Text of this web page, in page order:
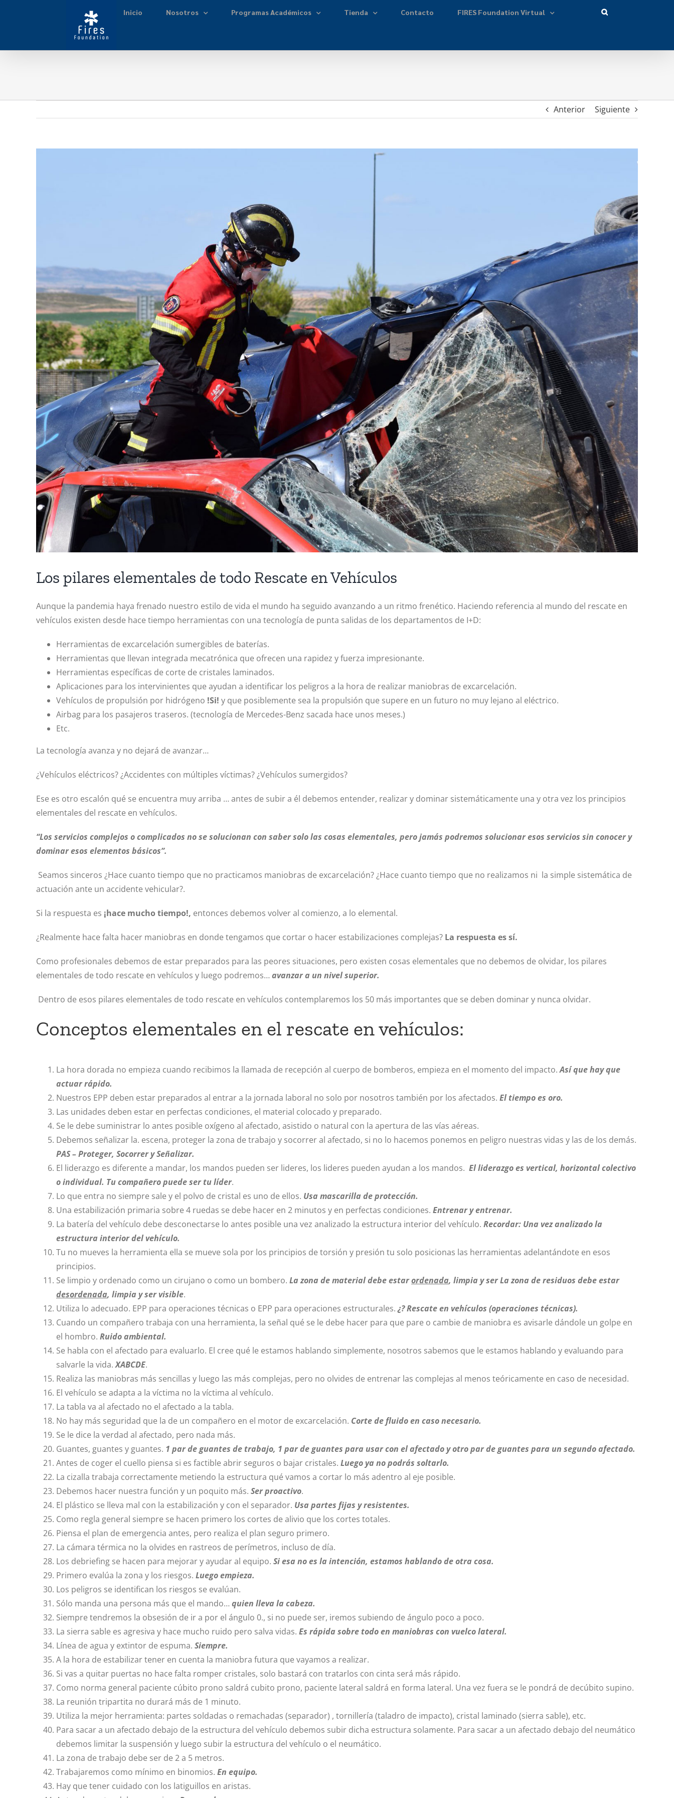
Inicio Nosotros Programas Académicos Tienda Contacto FIRES Foundation Virtual
Anterior Siguiente
Los pilares elementales de todo Rescate en Vehículos
Aunque la pandemia haya frenado nuestro estilo de vida el mundo ha seguido avanzando a un ritmo frenético. Haciendo referencia al mundo del rescate en
vehículos existen desde hace tiempo herramientas con una tecnología de punta salidas de los departamentos de I+D:
Herramientas de excarcelación sumergibles de baterías.
Herramientas que llevan integrada mecatrónica que ofrecen una rapidez y fuerza impresionante.
Herramientas específicas de corte de cristales laminados.
Aplicaciones para los intervinientes que ayudan a identificar los peligros a la hora de realizar maniobras de excarcelación.
Vehículos de propulsión por hidrógeno !Si! y que posiblemente sea la propulsión que supere en un futuro no muy lejano al eléctrico.
Airbag para los pasajeros traseros. (tecnología de Mercedes-Benz sacada hace unos meses.)
Etc.
La tecnología avanza y no dejará de avanzar…
¿Vehículos eléctricos? ¿Accidentes con múltiples víctimas? ¿Vehículos sumergidos?
Ese es otro escalón qué se encuentra muy arriba … antes de subir a él debemos entender, realizar y dominar sistemáticamente una y otra vez los principios
elementales del rescate en vehículos.
“Los servicios complejos o complicados no se solucionan con saber solo las cosas elementales, pero jamás podremos solucionar esos servicios sin conocer y
dominar esos elementos básicos”.
Seamos sinceros ¿Hace cuanto tiempo que no practicamos maniobras de excarcelación? ¿Hace cuanto tiempo que no realizamos ni la simple sistemática de
actuación ante un accidente vehicular?.
Si la respuesta es ¡hace mucho tiempo!, entonces debemos volver al comienzo, a lo elemental.
¿Realmente hace falta hacer maniobras en donde tengamos que cortar o hacer estabilizaciones complejas? La respuesta es sí.
Como profesionales debemos de estar preparados para las peores situaciones, pero existen cosas elementales que no debemos de olvidar, los pilares
elementales de todo rescate en vehículos y luego podremos… avanzar a un nivel superior.
Dentro de esos pilares elementales de todo rescate en vehículos contemplaremos los 50 más importantes que se deben dominar y nunca olvidar.
Conceptos elementales en el rescate en vehículos:
La hora dorada no empieza cuando recibimos la llamada de recepción al cuerpo de bomberos, empieza en el momento del impacto.Así que hay que
actuar rápido.
Nuestros EPP deben estar preparados al entrar a la jornada laboral no solo por nosotros también por los afectados. El tiempo es oro.
Las unidades deben estar en perfectas condiciones, el material colocado y preparado.
Se le debe suministrar lo antes posible oxígeno al afectado, asistido o natural con la apertura de las vías aéreas.
Debemos señalizar la. escena, proteger la zona de trabajo y socorrer al afectado, si no lo hacemos ponemos en peligro nuestras vidas y las de los demás.
PAS –Proteger, Socorrer y Señalizar.
El liderazgo es diferente a mandar, los mandos pueden ser lideres, los lideres pueden ayudan a los mandos. El liderazgo es vertical, horizontal colectivo
o individual. Tu compañero puede ser tu líder.
Lo que entra no siempre sale y el polvo de cristal es uno de ellos. Usa mascarilla de protección.
Una estabilización primaria sobre 4 ruedas se debe hacer en 2 minutos y en perfectas condiciones. Entrenar y entrenar.
La batería del vehículo debe desconectarse lo antes posible una vez analizado la estructura interior del vehículo. Recordar: Una vez analizado la
estructura interior del vehículo.
Tu no mueves la herramienta ella se mueve sola por los principios de torsión y presión tu solo posicionas las herramientas adelantándote en esos
principios.
Se limpio y ordenado como un cirujano o como un bombero. La zona de material debe estarordenada, limpia y ser La zona de residuos debe estar
desordenada, limpia y ser visible.
Utiliza lo adecuado. EPP para operaciones técnicas o EPP para operaciones estructurales.¿? Rescate en vehículos (operaciones técnicas).
Cuando un compañero trabaja con una herramienta, la señal qué se le debe hacer para que pare o cambie de maniobra es avisarle dándole un golpe en
el hombro. Ruido ambiental.
Se habla con el afectado para evaluarlo. El cree qué le estamos hablando simplemente, nosotros sabemos que le estamos hablando y evaluando para
salvarle la vida.XABCDE.
Realiza las maniobras más sencillas y luego las más complejas, pero no olvides de entrenar las complejas al menos teóricamente en caso de necesidad.
El vehículo se adapta a la víctima no la víctima al vehículo.
La tabla va al afectado no el afectado a la tabla.
No hay más seguridad que la de un compañero en el motor de excarcelación. Corte de fluido en caso necesario.
Se le dice la verdad al afectado, pero nada más.
Guantes, guantes y guantes. 1 par de guantes de trabajo, 1 par de guantes para usar con el afectado y otro par de guantes para un segundo afectado.
Antes de coger el cuello piensa si es factible abrir seguros o bajar cristales. Luego ya no podrás soltarlo.
La cizalla trabaja correctamente metiendo la estructura qué vamos a cortar lo más adentro al eje posible.
Debemos hacer nuestra función y un poquito más. Ser proactivo.
El plástico se lleva mal con la estabilización y con el separador. Usa partes fijas y resistentes.
Como regla general siempre se hacen primero los cortes de alivio que los cortes totales.
Piensa el plan de emergencia antes, pero realiza el plan seguro primero.
La cámara térmica no la olvides en rastreos de perímetros, incluso de día.
Los debriefing se hacen para mejorar y ayudar al equipo. Si esa no es la intención, estamos hablando de otra cosa.
Primero evalúa la zona y los riesgos. Luego empieza.
Los peligros se identifican los riesgos se evalúan.
Sólo manda una persona más que el mando… quien lleva la cabeza.
Siempre tendremos la obsesión de ir a por el ángulo 0., si no puede ser, iremos subiendo de ángulo poco a poco.
La sierra sable es agresiva y hace mucho ruido pero salva vidas. Es rápida sobre todo en maniobras con vuelco lateral.
Línea de agua y extintor de espuma. Siempre.
A la hora de estabilizar tener en cuenta la maniobra futura que vayamos a realizar.
Si vas a quitar puertas no hace falta romper cristales, solo bastará con tratarlos con cinta será más rápido.
Como norma general paciente cúbito prono saldrá cubito prono, paciente lateral saldrá en forma lateral. Una vez fuera se le pondrá de decúbito supino.
La reunión tripartita no durará más de 1 minuto.
Utiliza la mejor herramienta: partes soldadas o remachadas (separador) , tornillería (taladro de impacto), cristal laminado (sierra sable), etc.
Para sacar a un afectado debajo de la estructura del vehículo debemos subir dicha estructura solamente. Para sacar a un afectado debajo del neumático
debemos limitar la suspensión y luego subir la estructura del vehículo o el neumático.
La zona de trabajo debe ser de 2 a 5 metros.
Trabajaremos como mínimo en binomios. En equipo.
Hay que tener cuidado con los latiguillos en aristas.